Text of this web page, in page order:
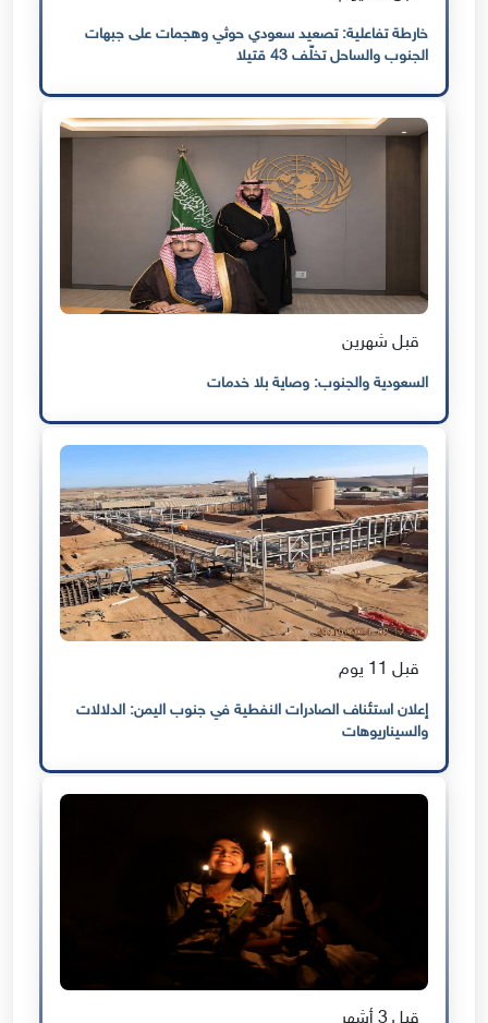
خارطة تفاعلية: تصعيد سعودي حوثي وهجمات على جبهات
الجنوب والساحل تخلّف 43 قتيلا
قبل شهرين
السعودية والجنوب: وصاية بلا خدمات
قبل 11 يوم
إعلان استئناف الصادرات النفطية في جنوب اليمن: الدلالات
والسيناريوهات
قبل 3 أشهر